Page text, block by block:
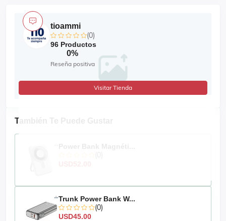
Jazmín sambac
Nardos
También Te Puede Gustar
Trunk Power Bank W...
(0)
USD45.00
tioammi
(0)
96 Productos
0%
Reseña positiva
Visitar Tienda